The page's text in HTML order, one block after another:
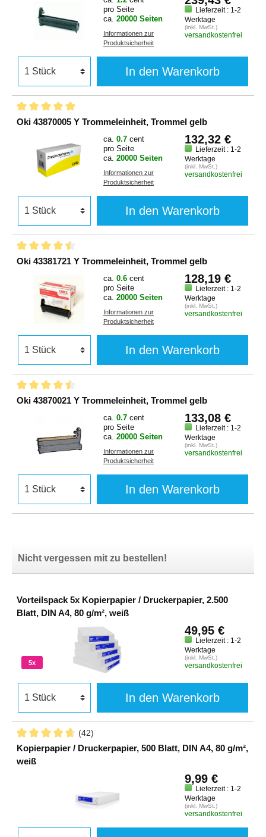
pro Seite
ca. 20000 Seiten
Informationen zur
Produktsicherheit
Lieferzeit : 1-2
Werktage
(inkl. MwSt.)
versandkostenfrei
In den Warenkorb
Oki 43870005 Y Trommeleinheit, Trommel gelb
ca. 0.7 cent
pro Seite
ca. 20000 Seiten
Informationen zur
Produktsicherheit
132,32 €
Lieferzeit : 1-2
Werktage
(inkl. MwSt.)
versandkostenfrei
In den Warenkorb
Oki 43381721 Y Trommeleinheit, Trommel gelb
ca. 0.6 cent
pro Seite
ca. 20000 Seiten
Informationen zur
Produktsicherheit
128,19 €
Lieferzeit : 1-2
Werktage
(inkl. MwSt.)
versandkostenfrei
In den Warenkorb
Oki 43870021 Y Trommeleinheit, Trommel gelb
ca. 0.7 cent
pro Seite
ca. 20000 Seiten
Informationen zur
Produktsicherheit
133,08 €
Lieferzeit : 1-2
Werktage
(inkl. MwSt.)
versandkostenfrei
In den Warenkorb
Nicht vergessen mit zu bestellen!
Vorteilspack 5x Kopierpapier / Druckerpapier, 2.500
Blatt, DIN A4, 80 g/m², weiß
5x
49,95 €
Lieferzeit : 1-2
Werktage
(inkl. MwSt.)
versandkostenfrei
In den Warenkorb
(42)
Kopierpapier / Druckerpapier, 500 Blatt, DIN A4, 80 g/m²,
weiß
9,99 €
Lieferzeit : 1-2
Werktage
(inkl. MwSt.)
versandkostenfrei